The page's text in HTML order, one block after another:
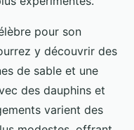
pour son
y découvrir des
de sable et une
des dauphins et
varient des